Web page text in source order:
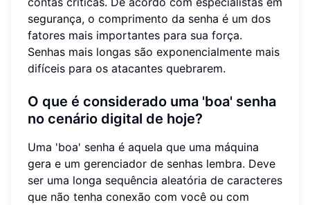
segurança, o comprimento da senha é um dos
fatores mais importantes para sua força.
Senhas mais longas são exponencialmente mais
difíceis para os atacantes quebrarem.
O que é considerado uma 'boa' senha
no cenário digital de hoje?
Uma 'boa' senha é aquela que uma máquina
gera e um gerenciador de senhas lembra. Deve
ser uma longa sequência aleatória de caracteres
que não tenha conexão com você ou com